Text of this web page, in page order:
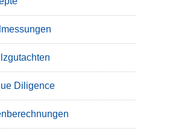
Diligence